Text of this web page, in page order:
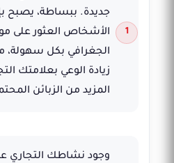
جديدة. ببساطة، يصبح
الأشخاص العثور على
الجغرافي بكل
زيادة الوعي بعلامتك
المزيد من الزبائن
وجود نشاطك التجاري